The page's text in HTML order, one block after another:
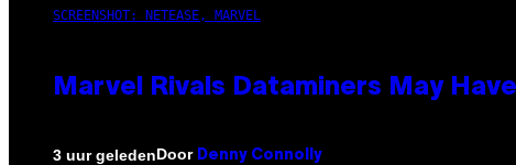
SCREENSHOT: NETEASE, MARVEL
Marvel Rivals Dataminers May
3 uur geledenDoor Denny Connolly